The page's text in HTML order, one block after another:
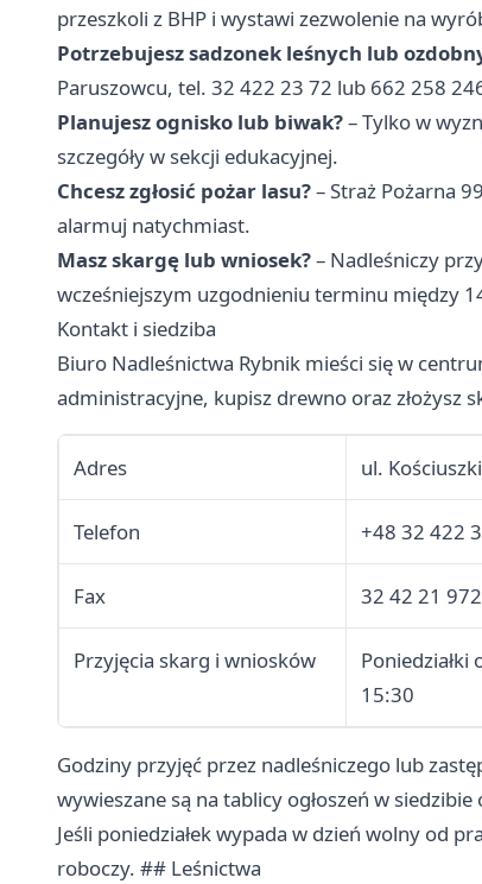
przeszkoli z BHP i wystawi zezwolenie na
Potrzebujesz sadzonek leśnych lub
Paruszowcu, tel. 32 422 23 72 lub 662 258
Planujesz ognisko lub biwak?– Tylko w
szczegóły w sekcji edukacyjnej.
Chcesz zgłosić pożar lasu?– Straż Pożarna
alarmuj natychmiast.
Masz skargę lub wniosek?– Nadleśniczy
wcześniejszym uzgodnieniu terminu między
Kontakt i siedziba
Biuro Nadleśnictwa Rybnik mieści się w
administracyjne, kupisz drewno oraz złożysz
Adres ul.
Telefon +48 32 422
Fax 32 42 21 972
Przyjęcia skarg i wniosków
15:30
Godziny przyjęć przez nadleśniczego lub
wywieszane są na tablicy ogłoszeń w
Jeśli poniedziałek wypada w dzień wolny od
roboczy. ## Leśnictwa